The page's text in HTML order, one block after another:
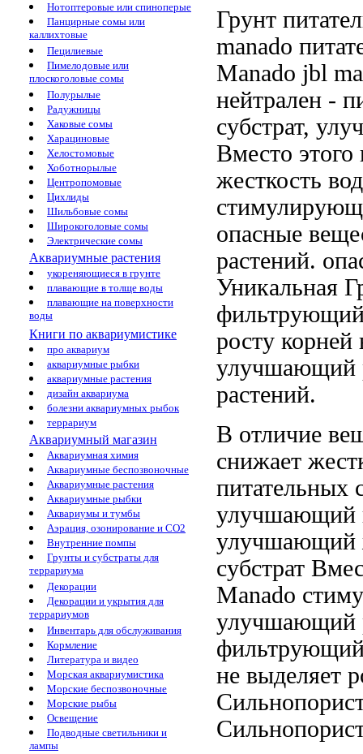
Нотоптеровые или спиноперые
Панцирные сомы или
каллихтовые
Пецилиевые
Пимелодовые или
плоскоголовые сомы
Полурылые
Радужницы
Хаковые сомы
Харациновые
Хелостомовые
Хоботнорылые
Центропомовые
Цихлиды
Шильбовые сомы
Широкоголовые сомы
Электрические сомы
Аквариумные растения
укореняющиеся в грунте
плавающие в толще воды
плавающие на поверхности
воды
Книги по аквариумистике
про аквариум
аквариумные рыбки
аквариумные растения
дизайн аквариума
болезни аквариумных рыбок
террариум
Аквариумный магазин
Аквариумная химия
Аквариумные беспозвоночные
Аквариумные растения
Аквариумные рыбки
Аквариумы и тумбы
Аэрация, озонирование и CO2
Внутренние помпы
Грунты и субстраты для
террариума
Декорации
Декорации и укрытия для
террариумов
Инвентарь для обслуживания
Кормление
Литература и видео
Морская аквариумистика
Морские беспозвоночные
Морские рыбы
Освещение
Подводные светильники и
лампы
Грунт
manado
Manado jbl
нейтрален -
субстрат,
Вместо этого
жесткость
опасные
растений.
Уникальная
росту корней
улучшающий
растений.
В отличие
снижает
питательных
улучшающий
улучшающий
субстрат
Manado
улучшающий
не выделяет